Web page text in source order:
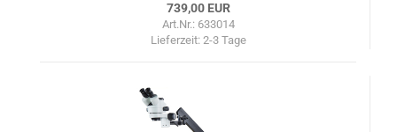
739,00 EUR
Art.Nr.: 633014
Lieferzeit: 2-3 Tage